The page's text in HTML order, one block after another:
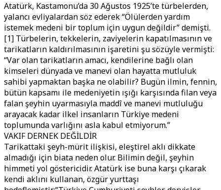
Atatürk, Kastamonu’da 30 Ağustos 1925’te türbelerden,
yalancı evliyalardan söz ederek “Ölülerden yardım
istemek medeni bir toplum için uygun değildir” demişti.
[1] Türbelerin, tekkelerin, zaviyelerin kapatılmasının ve
tarikatların kaldırılmasının işaretini şu sözüyle vermişti:
“Var olan tarikatların amacı, kendilerine bağlı olan
kimseleri dünyada ve manevi olan hayatta mutluluk
sahibi yapmaktan başka ne olabilir? Bugün ilmin, fennin,
bütün kapsamı ile medeniyetin ışığı karşısında filan veya
falan şeyhin uyarmasıyla maddî ve manevi mutluluğu
arayacak kadar ilkel insanların Türkiye medeni
toplumunda varlığını asla kabul etmiyorum.”
VAKIF DERNEK DEĞİLDİR
Tarikattaki şeyh-mürit ilişkisi, eleştirel aklı dikkate
almadığı için biata neden olur. Bilimin değil, şeyhin
himmeti yol göstericidir. Atatürk ise buna karşı çıkarak
kendi aklını kullanan, özgür yurttaşı